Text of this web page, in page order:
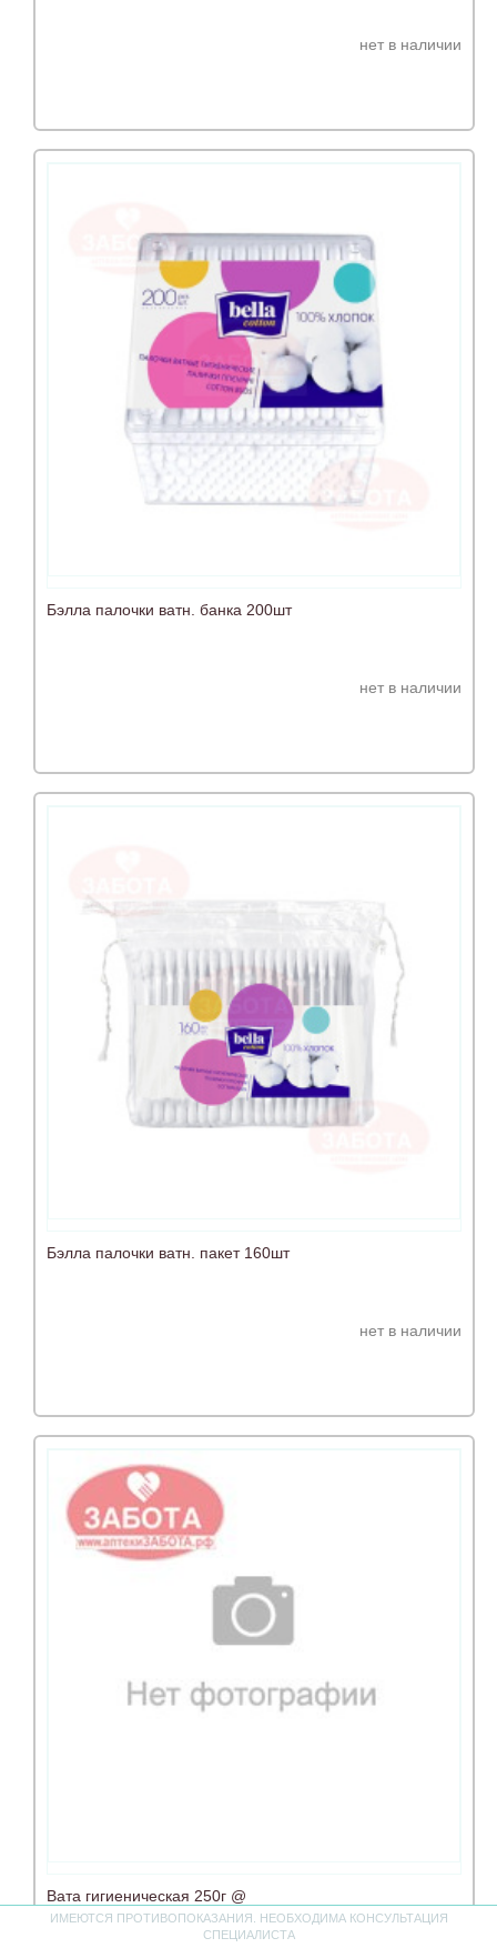
нет в наличии
Бэлла палочки ватн. банка 200шт
нет в наличии
Бэлла палочки ватн. пакет 160шт
нет в наличии
Вата гигиеническая 250г @
ИМЕЮТСЯ ПРОТИВОПОКАЗАНИЯ. НЕОБХОДИМА КОНСУЛЬТАЦИЯ
СПЕЦИАЛИСТА